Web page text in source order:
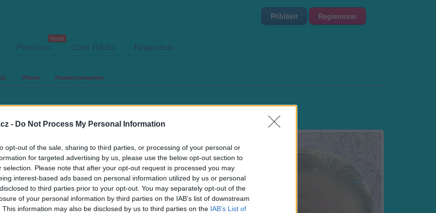
- Do Not Process My Personal Information
opt-out of the sale, sharing to third parties, or processing of your personal or
for targeted advertising by us, please use the below opt-out section to
selection. Please note that after your opt-out request is processed you may
interest-based ads based on personal information utilized by us or personal
to third parties prior to your opt-out. You may separately opt-out of the
of your personal information by third parties on the IAB’s list of downstream
This information may also be disclosed by us to third parties on the IAB’s List of
Přihlásit Registrovat
Premium Chat Rádio Nápověda
Přátelé Poslední příspěvky
fotografií. U neověřených profilů nelze zaručit, že fotografie a